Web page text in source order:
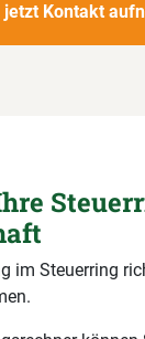
jetzt Kontakt
im Steuerring